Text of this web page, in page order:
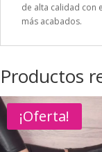
de alta calidad con
más acabados.
Productos
¡Oferta!